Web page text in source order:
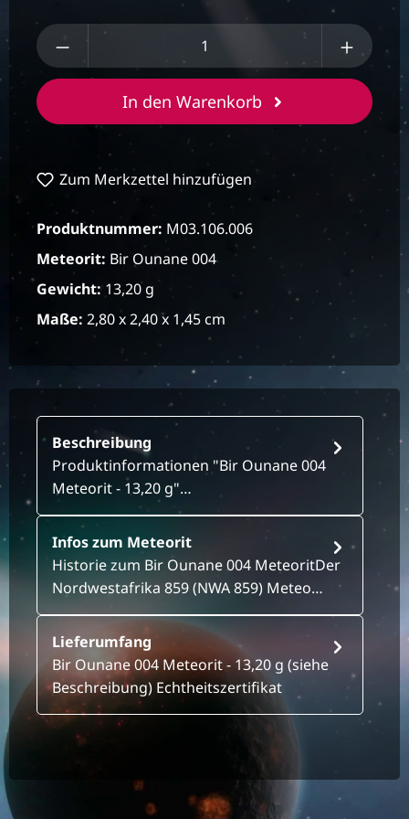
Produkt Anzahl: Gib den gewünschten
In den Warenkorb
Zum Merkzettel hinzufügen
Produktnummer: M03.106.006
Meteorit: Bir Ounane 004
Gewicht: 13,20 g
Maße: 2,80 x 2,40 x 1,45 cm
Beschreibung
Produktinformationen "Bir Ounane 004
Meteorit - 13,20 g"…
Infos zum Meteorit
Historie zum Bir Ounane 004 MeteoritDer
Nordwestafrika 859 (NWA 859) Meteo…
Lieferumfang
Bir Ounane 004 Meteorit - 13,20 g (siehe
Beschreibung) Echtheitszertifikat